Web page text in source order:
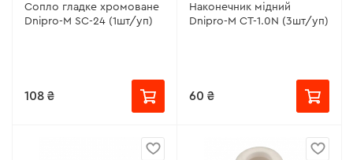
Сопло гладке хромоване
Dnipro-M SC-24 (1шт/уп)
108 ₴
Наконечник мідний
Dnipro-M СТ-1.0N (3шт/уп)
60 ₴